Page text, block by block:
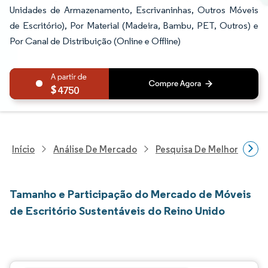
Unidades de Armazenamento, Escrivaninhas, Outros Móveis
de Escritório), Por Material (Madeira, Bambu, PET, Outros) e
Por Canal de Distribuição (Online e Offline)
4750
Início Análise De Mercado Pesquisa De Melhorias
Tamanho e Participação do Mercado de Móveis
de Escritório Sustentáveis do Reino Unido